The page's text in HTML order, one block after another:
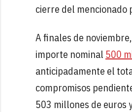
cierre del mencionado
A finales de
importe nominal 500
anticipadamente el
compromisos
503 millones de euros